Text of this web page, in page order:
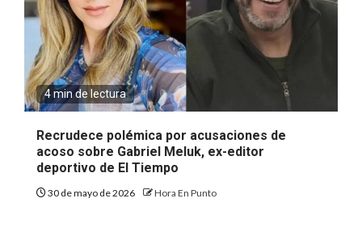
4 min de lectura
Recrudece polémica por acusaciones de
acoso sobre Gabriel Meluk, ex-editor
deportivo de El Tiempo
30 de mayo de 2026 Hora En Punto